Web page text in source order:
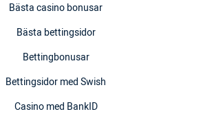
Bästa casino bonusar
Bästa bettingsidor
Bettingbonusar
Bettingsidor med Swish
Casino med BankID